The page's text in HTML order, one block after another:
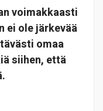
voimakkaasti
ei ole järkevää
omaa
siihen, että